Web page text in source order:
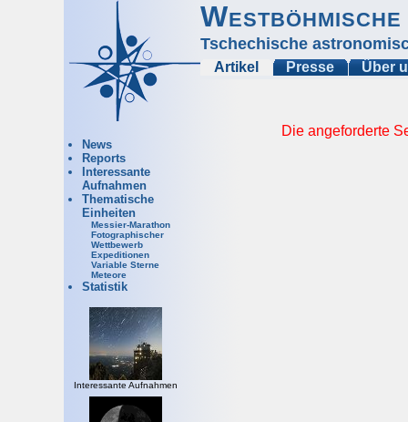
Tschechische
Artikel Presse Über
News
Reports
Interessante
Aufnahmen
Thematische
Einheiten
Messier-Marathon
Fotographischer
Wettbewerb
Expeditionen
Variable Sterne
Meteore
Statistik
Interessante Aufnahmen
Die angeforderte